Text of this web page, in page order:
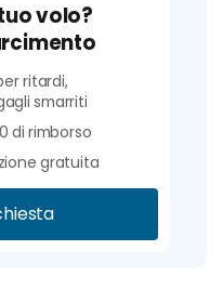
volo?
ritardi,
smarriti
di rimborso
gratuita